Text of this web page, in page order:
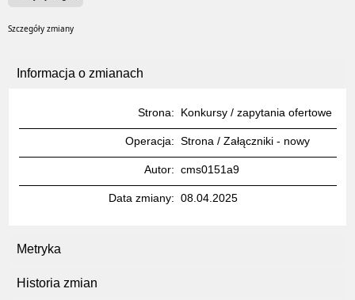
Szczegóły zmiany
Informacja o zmianach
Strona Konkursy / zapytania ofertowe
Operacja Strona / Załączniki - nowy
Autor cms0151a9
Data zmiany 08.04.2025
Metryka
Historia zmian